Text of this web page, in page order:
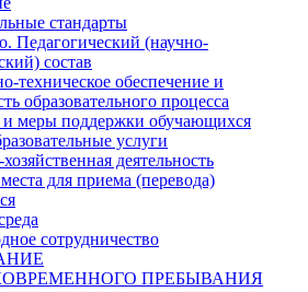
стандарты
Педагогический (научно-
состав
техническое обеспечение и
образовательного процесса
меры поддержки обучающихся
услуги
деятельность
для приема (перевода)
сотрудничество
ПРЕБЫВАНИЯ